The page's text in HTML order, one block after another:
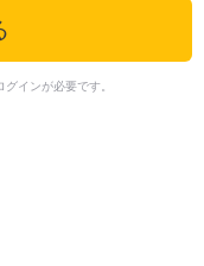
インが必要です。